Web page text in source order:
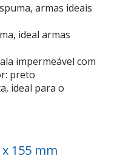
armas ideais
ideal armas
impermeável com
preto
ideal para o
155 mm